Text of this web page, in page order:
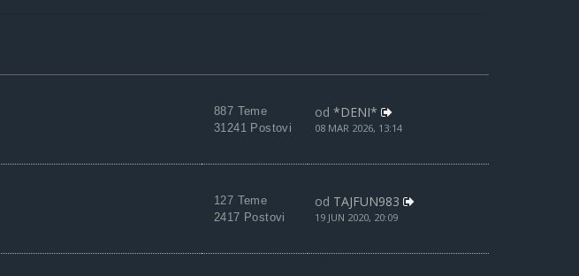
887 Teme
31241 Postovi
od *DENI*
08 MAR 2026, 13:14
127 Teme
2417 Postovi
od TAJFUN983
19 JUN 2020, 20:09